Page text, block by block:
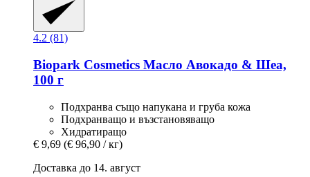
4.2 (81)
Biopark Cosmetics Масло Авокадо & Шеа,
100 г
Подхранва също напукана и груба кожа
Подхранващо и възстановяващо
Хидратиращо
€ 9,69 (€ 96,90 / кг)
Доставка до 14. август